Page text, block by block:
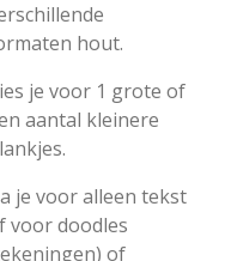
hout.
je voor 1 grote of
aantal kleinere
je voor alleen tekst
voor doodles
of